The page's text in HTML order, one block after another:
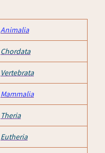
Animalia
Chordata
Vertebrata
Mammalia
Theria
Eutheria